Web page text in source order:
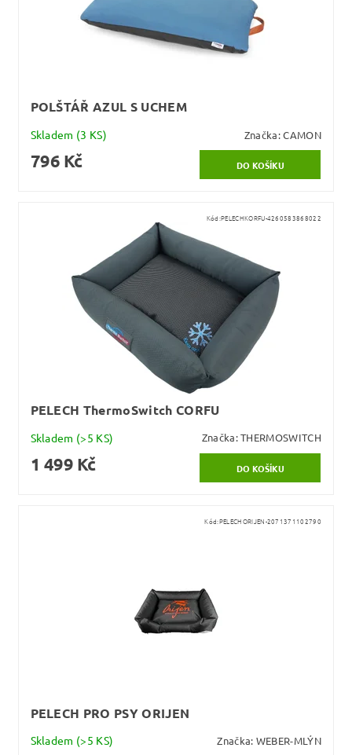
POLŠTÁŘ AZUL S UCHEM
Skladem (3 KS) Značka:CAMON
796 Kč
Kód:PELECHKORFU-4260583868022
PELECH ThermoSwitch CORFU
Skladem (>5 KS) Značka:THERMOSWITCH
1 499 Kč
Kód:PELECHORIJEN-2071371102790
PELECH PRO PSY ORIJEN
Skladem (>5 KS) Značka: WEBER-MLÝN